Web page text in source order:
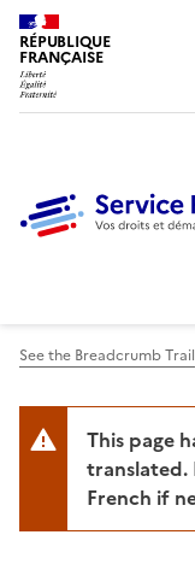
RÉPUBLIQUE
FRANÇAISE
See the Breadcrumb Trail
This page has been automatically
translated.
French if